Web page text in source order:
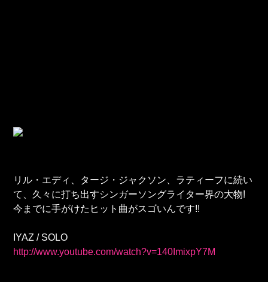
リル・エディ、タージ・ジャクソン、ラティーフに続い
て、久々に打ち出すシンガーソングライター界の大物!
今までに手がけたヒット曲がスゴいんです!!
IYAZ / SOLO
http://www.youtube.com/watch?v=140ImixpY7M